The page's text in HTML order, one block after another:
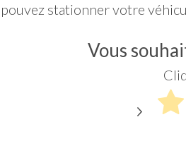
pouvez stationner votre
Vous